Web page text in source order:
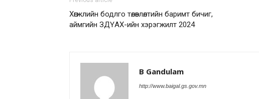
Хөгжлийн бодлго төлөвлөлтийн баримт бичиг,
аймгийн ЗДҮАХ-ийн хэрэгжилт 2024
B Gandulam
http://www.baigal.gs.gov.mn